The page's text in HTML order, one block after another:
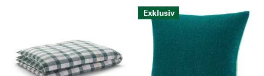
Exklusiv